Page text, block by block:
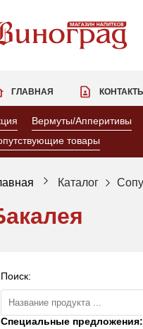
ГЛАВНАЯ КОНТАКТЫ
Вермуты/Апперитивы
товары
Каталог
Поиск:
Специальные предложения: